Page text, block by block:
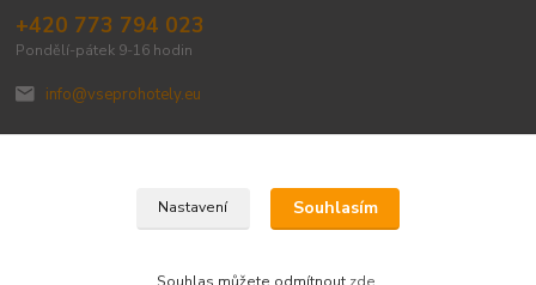
+420 773 794 023
Pondělí-pátek 9-16 hodin
info@vseprohotely.eu
Upravit sběr cookies.
Nastavení Souhlasím